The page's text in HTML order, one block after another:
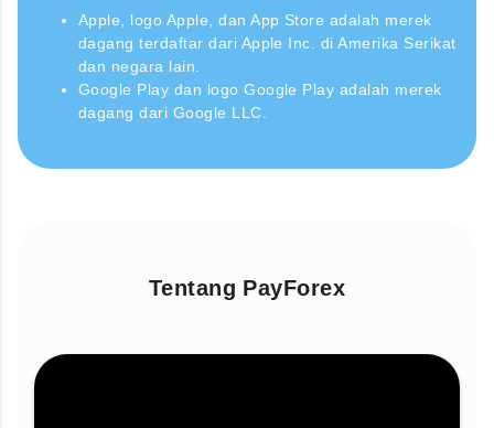
Apple, logo Apple, dan App Store adalah merek
dagang terdaftar dari Apple Inc. di Amerika Serikat
dan negara lain.
Google Play dan logo Google Play adalah merek
dagang dari Google LLC.
Tentang PayForex